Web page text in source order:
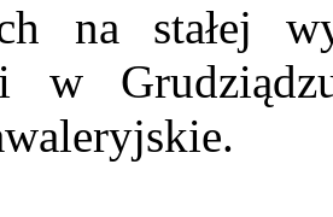
na stałej
w